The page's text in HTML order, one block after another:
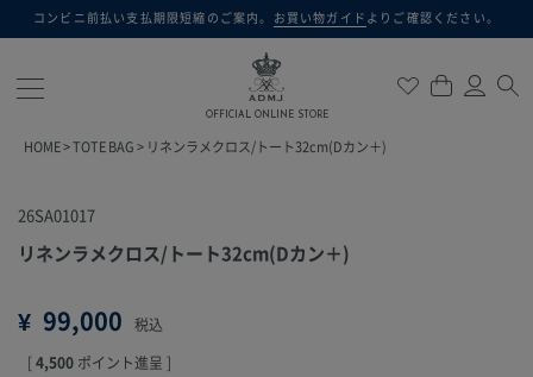
コンビニ前払い支払期限短縮のご案内。 お買い物ガイド よりご確認ください。
OFFICIAL ONLINE STORE
検索
HOME TOTE BAG リネンラメクロス/トート32cm(Dカン＋)
26SA01017
リネンラメクロス/トート32cm(Dカン＋)
¥ 99,000
税込
[ 4,500 ポイント進呈 ]